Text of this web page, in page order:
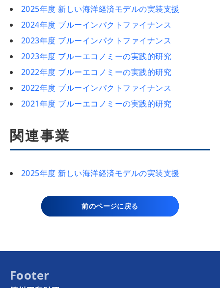
2025年度 新しい海洋経済モデルの実装支援
2024年度 ブルーインパクトファイナンス
2023年度 ブルーインパクトファイナンス
2023年度 ブルーエコノミーの実践的研究
2022年度 ブルーエコノミーの実践的研究
2022年度 ブルーインパクトファイナンス
2021年度 ブルーエコノミーの実践的研究
関連事業
2025年度 新しい海洋経済モデルの実装支援
前のページに戻る
Footer